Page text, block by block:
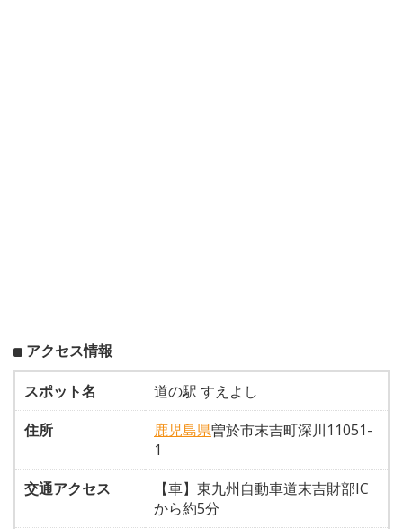
アクセス情報
スポット名
道の駅 すえよし
住所
鹿児島県曽於市末吉町深川11051-
1
交通アクセス
【車】東九州自動車道末吉財部IC
から約5分